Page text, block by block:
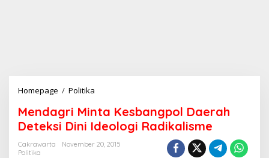
Homepage / Politika
n
d
a
g
Mendagri Minta Kesbangpol Daerah
Deteksi Dini Ideologi Radikalisme
Cakrawarta
November 20, 2015
Politika